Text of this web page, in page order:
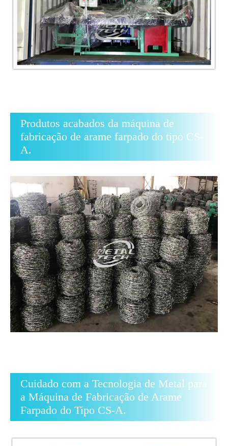
Produtos acabados da máquina de
fabricação de arame farpado do tipo CS-
A.
Cuidado com a Tecnologia de Metal para
a Máquina de Fabricação de Arame
Farpado do Tipo CS-A.